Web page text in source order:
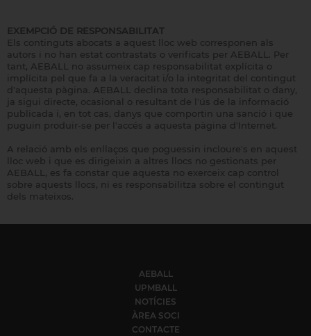
EXEMPCIÓ DE RESPONSABILITAT
Els continguts abocats a aquest lloc web corresponen als
autors i no han estat contrastats o verificats per AEBALL. Per
tant, AEBALL no assumeix cap responsabilitat explícita o
implícita pel que fa a la veracitat i/o la integritat del contingut
d'aquesta pàgina. AEBALL declina tota responsabilitat o dany,
ja sigui directe, ocasional o resultant de l'ús de la informació
publicada i, en tot cas, danys que comportin una sanció i que
puguin produir-se per l'accés a aquesta pàgina d'Internet.
A relació amb els enllaços que poguessin incloure's en aquest
lloc web i que es dirigeixin a altres llocs no gestionats per
AEBALL, es fa constar que aquesta no exerceix cap control
sobre aquests llocs, ni es responsabilitza sobre el contingut
dels mateixos.
AEBALL
UPMBALL
NOTÍCIES
ÀREA SOCI
CONTACTE